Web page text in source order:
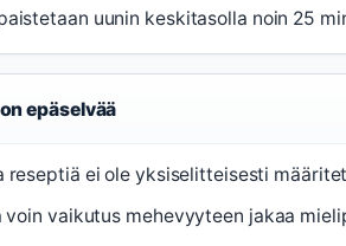
uunin keskitasolla noin 25
epäselvää
reseptiä ei ole yksiselitteisesti
voin vaikutus mehevyyteen jakaa